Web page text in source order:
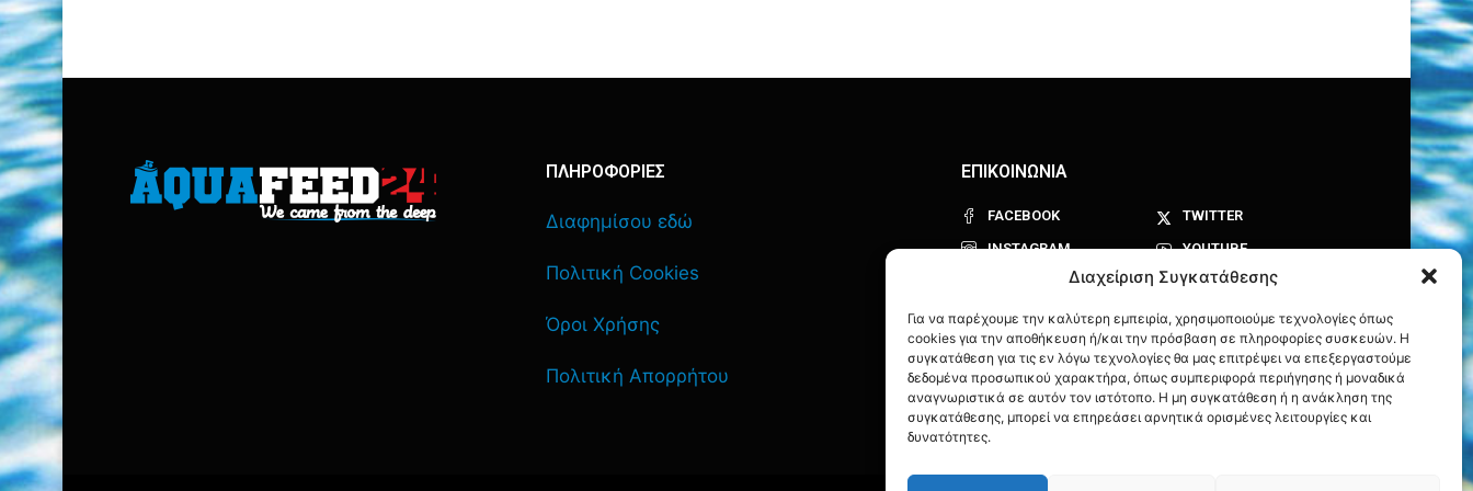
Διαχείριση Συγκατάθεσης
Για να παρέχουμε την καλύτερη εμπειρία, χρησιμοποιούμε τεχνολογίες όπως
cookies για την αποθήκευση ή/και την πρόσβαση σε πληροφορίες συσκευών. Η
συγκατάθεση για τις εν λόγω τεχνολογίες θα μας επιτρέψει να επεξεργαστούμε
δεδομένα προσωπικού χαρακτήρα, όπως συμπεριφορά περιήγησης ή μοναδικά
αναγνωριστικά σε αυτόν τον ιστότοπο. Η μη συγκατάθεση ή η ανάκληση της
συγκατάθεσης, μπορεί να επηρεάσει αρνητικά ορισμένες λειτουργίες και
δυνατότητες.
ΠΛΗΡΟΦΟΡΙΕΣ
Διαφημίσου εδώ
Πολιτική Cookies
Όροι Χρήσης
Πολιτική Απορρήτου
ΕΠΙΚΟΙΝΩΝΙΑ
FACEBOOK
TWITTER
INSTAGRAM
YOUTUBE